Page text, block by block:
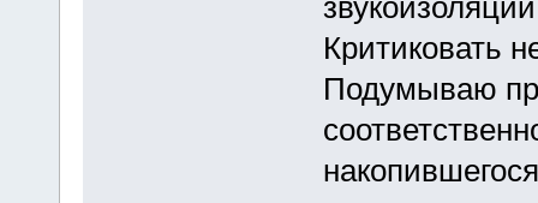
Критиковать
Подумываю